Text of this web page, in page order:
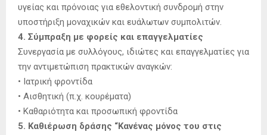
υγείας και πρόνοιας για εθελοντική συνδρομή στην
υποστήριξη μοναχικών και ευάλωτων συμπολιτών.
4. Σύμπραξη με φορείς και επαγγελματίες
Συνεργασία με συλλόγους, ιδιώτες και επαγγελματίες για
την αντιμετώπιση πρακτικών αναγκών:
• Ιατρική φροντίδα
• Αισθητική (π.χ. κουρέματα)
• Καθαριότητα και προσωπική φροντίδα
5. Καθιέρωση δράσης “Κανένας μόνος του στις